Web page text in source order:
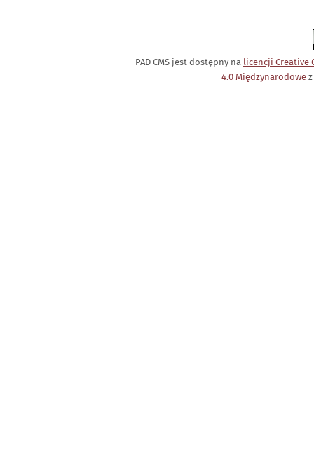
PAD CMS jest dostępny na licencji Creative
4.0 Międzynarodowez